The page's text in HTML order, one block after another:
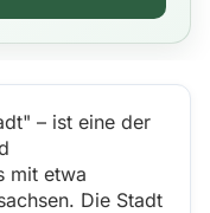
– ist eine der
mit etwa
Die Stadt